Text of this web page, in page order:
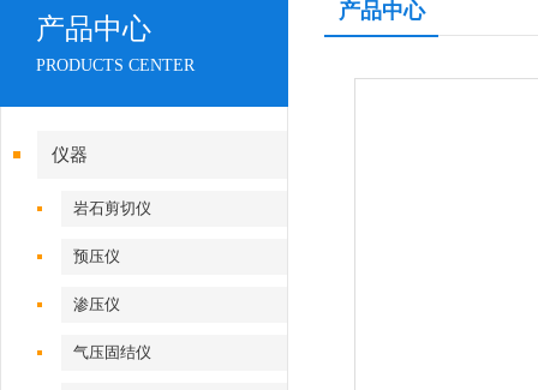
产品中心
PRODUCTS CENTER
仪器
岩石剪切仪
预压仪
渗压仪
气压固结仪
产品中心